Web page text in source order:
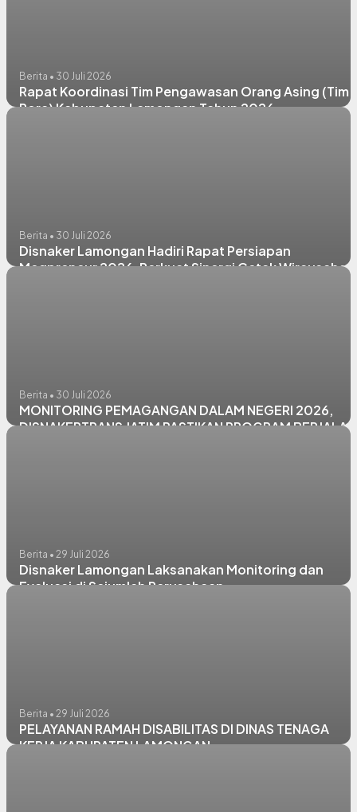
Berita • 30 Juli 2026
Rapat Koordinasi Tim Pengawasan Orang Asing (Tim
Pora) Kabupaten Lamongan Tahun 2026
Berita • 30 Juli 2026
Disnaker Lamongan Hadiri Rapat Persiapan
Megpreneur 2026, Perkuat Sinergi Cetak Wirausaha
Berita • 30 Juli 2026
MONITORING PEMAGANGAN DALAM NEGERI 2026,
DISNAKERTRANS JATIM PASTIKAN PROGRAM BERJALAN
Berita • 29 Juli 2026
Disnaker Lamongan Laksanakan Monitoring dan
Evaluasi di Sejumlah Perusahaan
Berita • 29 Juli 2026
PELAYANAN RAMAH DISABILITAS DI DINAS TENAGA
KERJA KABUPATEN LAMONGAN